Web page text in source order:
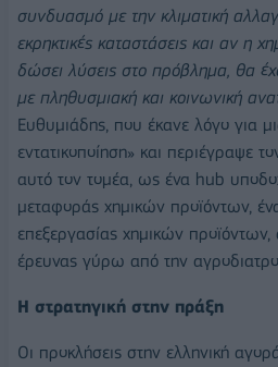
συνδυασμό με την κλιματική
εκρηκτικές καταστάσεις και αν η
δώσει λύσεις στο πρόβλημα, θα
με πληθυσμιακή και κοινωνική
Ευθυμιάδης, που έκανε λόγο για
εντατικοποίηση» και περιέγραψε
αυτό τον τομέα, ως ένα hub
μεταφοράς χημικών προϊόντων,
επεξεργασίας χημικών
έρευνας γύρω από την
Η στρατηγική στην πράξη
Οι προκλήσεις στην ελληνική